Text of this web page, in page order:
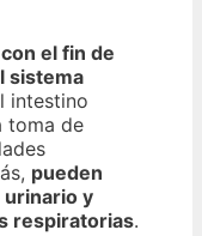
el fin de
sistema
intestino
toma de
pueden
y
respiratorias.